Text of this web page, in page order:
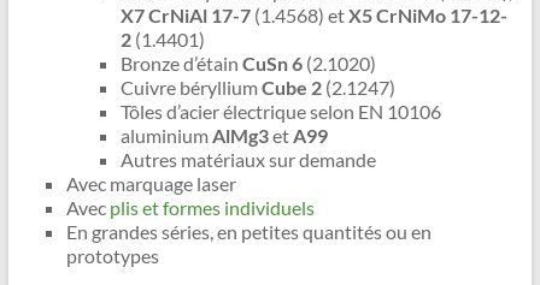
X7 CrNiAl 17-7(1.4568) etX5 CrNiMo 17-12-
2(1.4401)
Bronze d’étain CuSn 6(2.1020)
Cuivre bérylliumCube 2(2.1247)
Tôles d’acier électrique selon EN 10106
aluminiumAlMg3etA99
Autres matériaux sur demande
Avec marquage laser
Avecplis et formes individuels
En grandes séries, en petites quantités ou en
prototypes